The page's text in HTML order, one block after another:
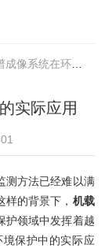
在环境保护中的实际应用
实际应用
方法已经难以满
的背景下， 机载
护领域中发挥着越
保护中的实际应